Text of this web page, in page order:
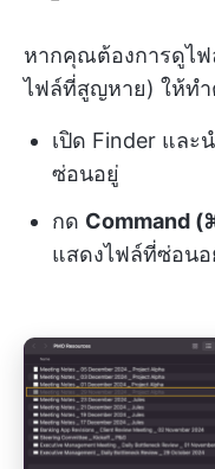
หากคุณต้องการดูไฟ
ไฟล์ที่สูญหาย) ให้ท
เปิด Finder และ
ซ่อนอยู่
กด Command
แสดงไฟล์ที่ซ่อนอ